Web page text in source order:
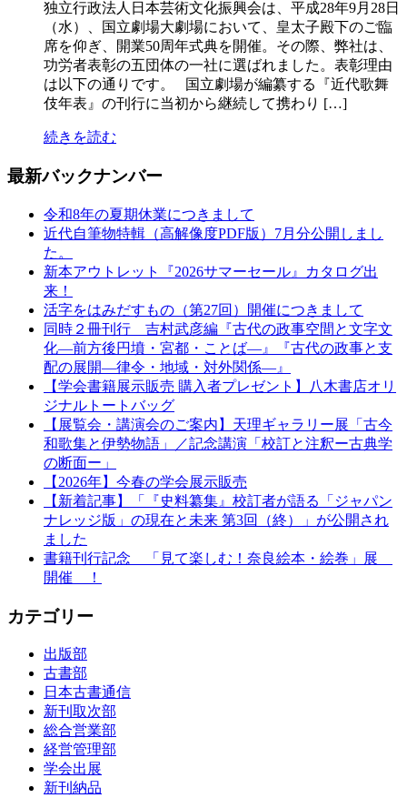
独立行政法人日本芸術文化振興会は、平成28年9月28日
（水）、国立劇場大劇場において、皇太子殿下のご臨
席を仰ぎ、開業50周年式典を開催。その際、弊社は、
功労者表彰の五団体の一社に選ばれました。表彰理由
は以下の通りです。 国立劇場が編纂する『近代歌舞
伎年表』の刊行に当初から継続して携わり […]
続きを読む
最新バックナンバー
令和8年の夏期休業につきまして
近代自筆物特輯（高解像度PDF版）7月分公開しまし
た。
新本アウトレット『2026サマーセール』カタログ出
来！
活字をはみだすもの（第27回）開催につきまして
同時２冊刊行 吉村武彦編『古代の政事空間と文字文
化—前方後円墳・宮都・ことば—』『古代の政事と支
配の展開—律令・地域・対外関係—』
【学会書籍展示販売 購入者プレゼント】八木書店オリ
ジナルトートバッグ
【展覧会・講演会のご案内】天理ギャラリー展「古今
和歌集と伊勢物語」／記念講演「校訂と注釈ー古典学
の断面ー」
【2026年】今春の学会展示販売
【新着記事】「『史料纂集』校訂者が語る「ジャパン
ナレッジ版」の現在と未来 第3回（終）」が公開され
ました
書籍刊行記念 「見て楽しむ！奈良絵本・絵巻」展
開催 ！
カテゴリー
出版部
古書部
日本古書通信
新刊取次部
総合営業部
経営管理部
学会出展
新刊納品